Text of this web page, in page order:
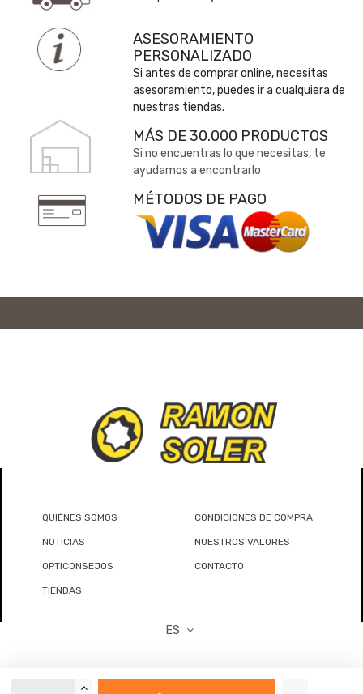
ASESORAMIENTO
PERSONALIZADO
Si antes de comprar online, necesitas
asesoramiento, puedes ir a cualquiera de
nuestras tiendas.
MÁS DE 30.000 PRODUCTOS
Si no encuentras lo que necesitas, te
ayudamos a encontrarlo
MÉTODOS DE PAGO
QUIÉNES SOMOS CONDICIONES DE COMPRA
NOTICIAS NUESTROS VALORES
OPTICONSEJOS CONTACTO
TIENDAS
ES